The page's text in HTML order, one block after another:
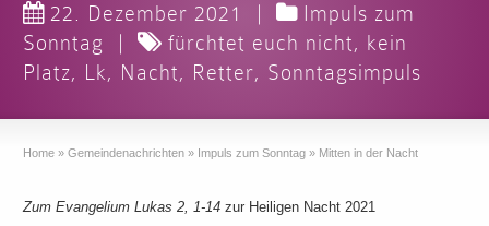
22. Dezember 2021 |
Impuls zum
Sonntag
| fürchtet euch nicht, kein
Platz, Lk, Nacht, Retter, Sonntagsimpuls
Home » Gemeindenachrichten » Impuls zum Sonntag » Mitten in der Nacht
Zum Evangelium Lukas 2, 1-14 zur Heiligen Nacht 2021